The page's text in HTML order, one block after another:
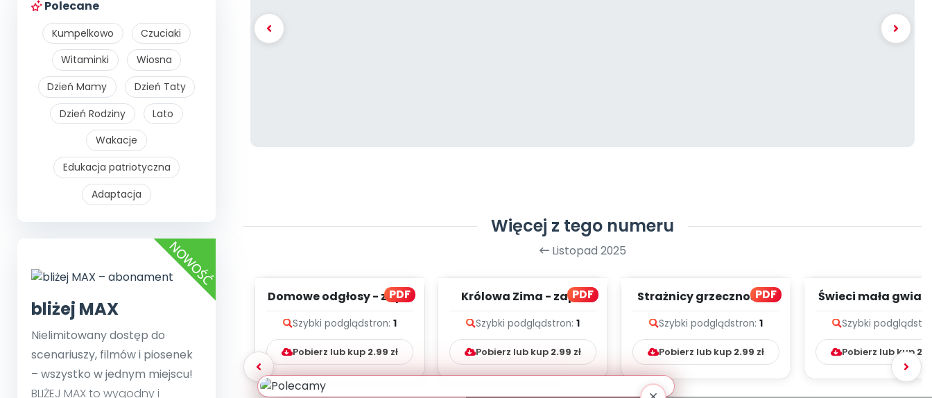
Polecane
Kumpelkowo
Czuciaki
Witaminki
Wiosna
Dzień Mamy
Dzień Taty
Dzień Rodziny
Lato
Wakacje
Edukacja patriotyczna
Adaptacja
bliżej MAX
Nielimitowany dostęp do
scenariuszy, filmów i piosenek
– wszystko w jednym miejscu!
BLIŻEJ MAX to wygodny i
Więcej z tego numeru
Listopad 2025
PDF
Domowe odgłosy - zapis
Szybki podglądstron: 1
Pobierz lub kup 2.99 zł
PDF
Królowa Zima - zapis
Szybki podglądstron: 1
Pobierz lub kup 2.99 zł
PDF
Strażnicy grzeczności -
Szybki podglądstron: 1
Pobierz lub kup 2.99 zł
Świeci mała
Szybki podgląd
Pobierz lub kup